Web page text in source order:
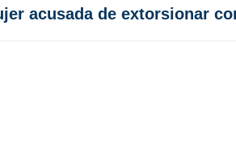
acusada de extorsionar